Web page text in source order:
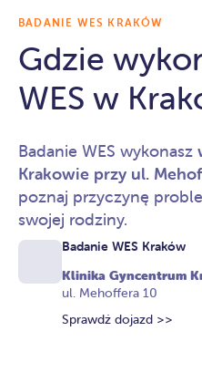
BADANIE WES KRAKÓW
Gdzie
WES w
Badanie WES wykonasz
Krakowie przy ul.
poznaj przyczynę
swojej rodziny.
Badanie WES Kraków
Klinika Gyncentrum
ul. Mehoffera 10
Sprawdź dojazd >>